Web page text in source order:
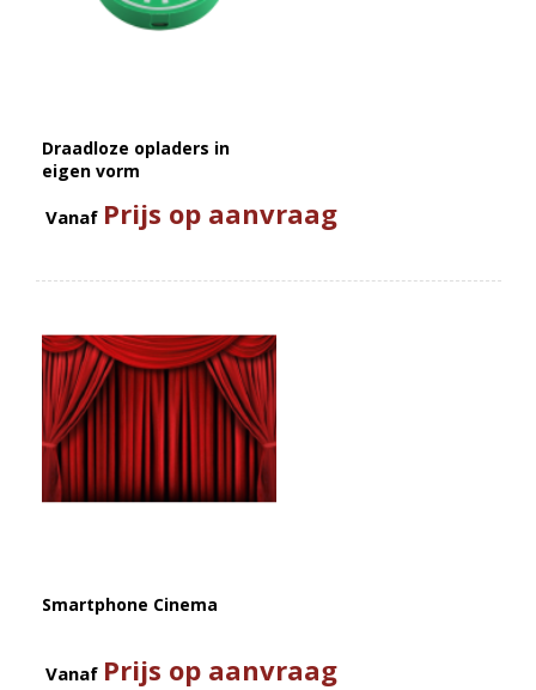
Draadloze opladers in
eigen vorm
Vanaf Prijs op aanvraag
Smartphone Cinema
Vanaf Prijs op aanvraag